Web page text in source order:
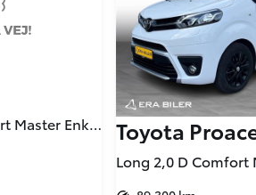
Medium 2,0 D Comfort Master Enkelt skydedør Dobbelt bagdør u/rude 122HK Van 8g Aut. Toyota